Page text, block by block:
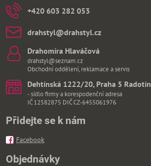
+420 603 282 053
drahstyl​@drahstyl​.cz
Drahomíra Hlaváčová
drahstyl@seznam.cz
Obchodní oddělení, reklamace a servis
Dehtínská 1222/20, Praha 5 Radotín
- sídlo firmy a korespodenční adresa
IČ 12582875 DIČ CZ-6455061976
Přidejte se k nám
Facebook
Objednávky